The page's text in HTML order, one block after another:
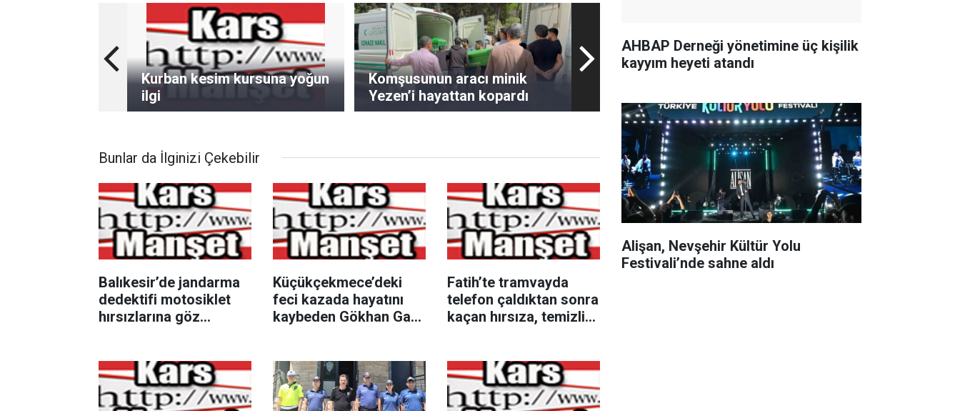
Kurban kesim kursuna yoğun
ilgi
Komşusunun aracı minik
Yezen’i hayattan kopardı
Bunlar da İlginizi Çekebilir
Balıkesir’de jandarma
dedektifi motosiklet
hırsızlarına göz
Küçükçekmece’deki
feci kazada hayatını
kaybeden Gökhan Gaş
Fatih’te tramvayda
telefon çaldıktan sonra
kaçan hırsıza, temizlik
kamerada
AHBAP Derneği yönetimine üç kişilik
kayyım heyeti atandı
Alişan, Nevşehir Kültür Yolu
Festivali’nde sahne aldı